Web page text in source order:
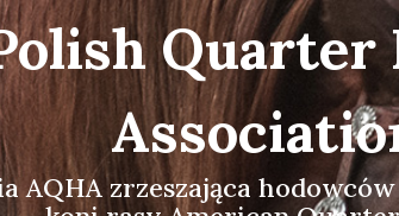
Quarter
AQHA zrzeszająca